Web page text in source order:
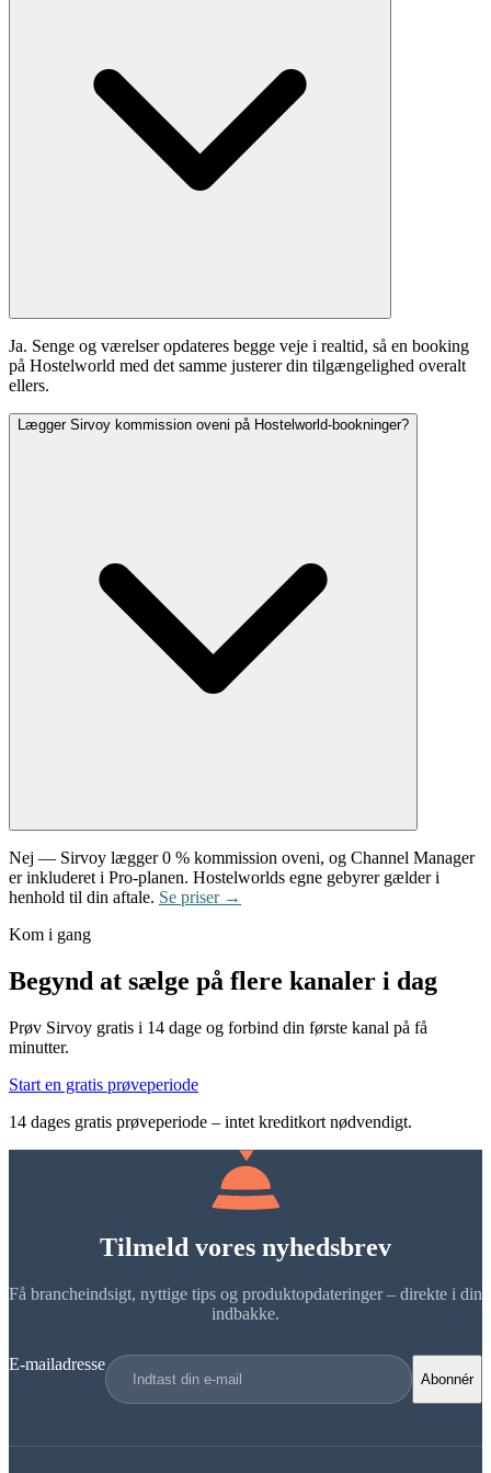
Ja. Senge og værelser opdateres begge veje i realtid, så en booking
på Hostelworld med det samme justerer din tilgængelighed overalt
ellers.
Lægger Sirvoy kommission oveni på Hostelworld-bookninger?
Nej — Sirvoy lægger 0 % kommission oveni, og Channel Manager
er inkluderet i Pro-planen. Hostelworlds egne gebyrer gælder i
henhold til din aftale. Se priser →
Kom i gang
Begynd at sælge på flere kanaler i dag
Prøv Sirvoy gratis i 14 dage og forbind din første kanal på få
minutter.
Start en gratis prøveperiode
14 dages gratis prøveperiode – intet kreditkort nødvendigt.
Tilmeld vores nyhedsbrev
Få brancheindsigt, nyttige tips og produktopdateringer – direkte i din
indbakke.
E-mailadresse
Abonnér